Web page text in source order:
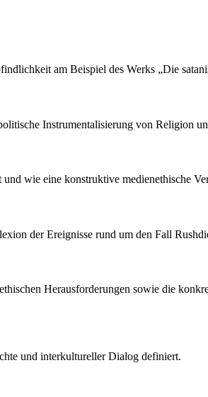
am Beispiel des Werks „Die
Instrumentalisierung von Religion
wie eine konstruktive medienethische
der Ereignisse rund um den Fall
Herausforderungen sowie die
und interkultureller Dialog definiert.